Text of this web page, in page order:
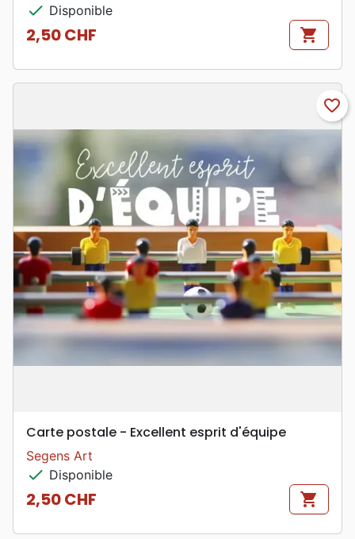
check Disponible
Prix
2,50 CHF shopping_cart
favorite_border
Carte postale - Excellent esprit d'équipe
Segens Art
check Disponible
Prix
2,50 CHF shopping_cart